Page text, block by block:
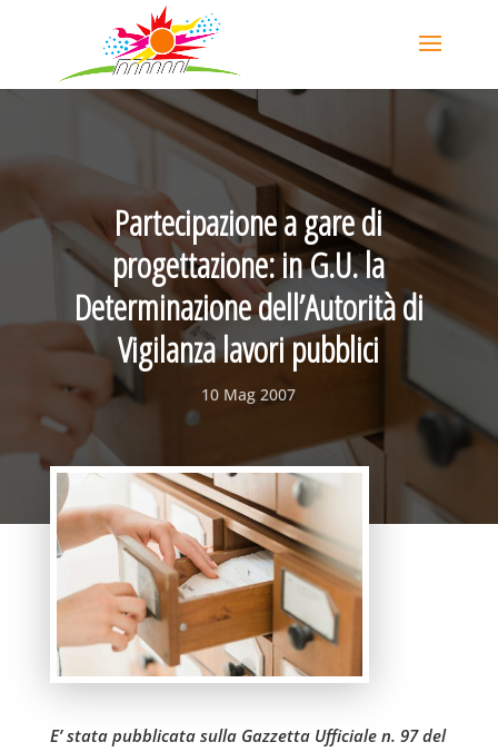
Partecipazione a gare di
progettazione: in G.U. la
Determinazione dell’Autorità di
Vigilanza lavori pubblici
10 Mag 2007
E’ stata pubblicata sulla Gazzetta Ufficiale n. 97 del